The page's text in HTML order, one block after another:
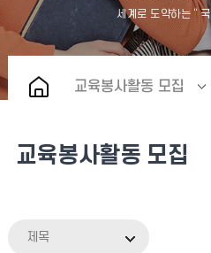
교육봉사활동 모집
교육봉사활동 모집
제목